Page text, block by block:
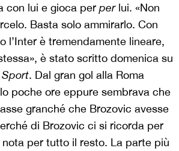
con lui e gioca per perlui. «Non
Basta solo ammirarlo. Con
l’Inter è tremendamente lineare,
è stato scritto domenica su
Sport. Dal gran gol alla Roma
poche ore eppure sembrava che
granché che Brozovic avesse
di Brozovic ci si ricorda per
per tutto il resto. La parte più